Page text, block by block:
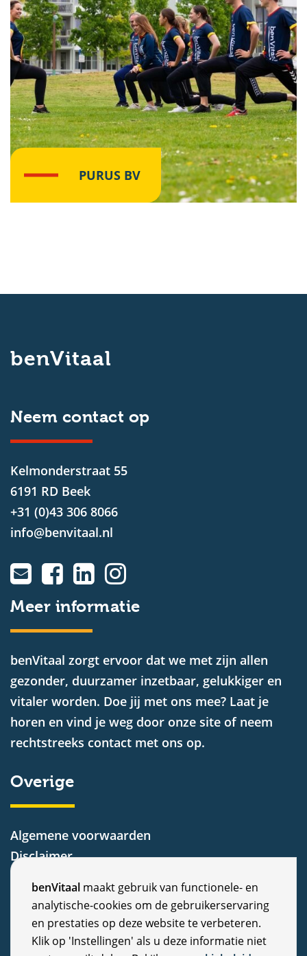
C
o
o
benVitaal maakt gebruik van functionele- en
analytische-cookies om de gebruikerservaring
en prestaties op deze website te verbeteren.
Klik op 'Instellingen' als u deze informatie niet
PURUS BV
benVitaal
Neem contact op
Kelmonderstraat 55
6191 RD Beek
+31 (0)43 306 8066
info@benvitaal.nl
Meer informatie
benVitaal zorgt ervoor dat we met zijn allen
gezonder, duurzamer inzetbaar, gelukkiger en
vitaler worden. Doe jij met ons mee? Laat je
horen en vind je weg door onze site of neem
rechtstreeks contact met ons op.
Overige
Algemene voorwaarden
Disclaimer
Cookiebeleid
Nieuws
Vacatures